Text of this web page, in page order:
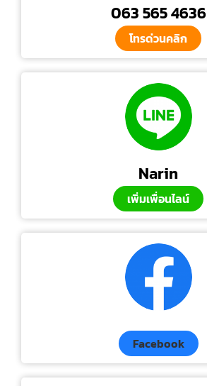
063 565 4636
โทรด่วนคลิก
Narin
เพิ่มเพื่อนไลน์
Facebook